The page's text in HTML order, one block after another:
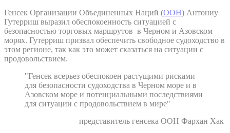
Генсек Организации Объединенных Наций (ООН) Антониу
Гутерриш выразил обеспокоенность ситуацией с
безопасностью торговых маршрутов в Черном и Азовском
морях. Гутерриш призвал обеспечить свободное судоходство в
этом регионе, так как это может сказаться на ситуации с
продовольствием.
"Генсек всерьез обеспокоен растущими рисками
для безопасности судоходства в Черном море и в
Азовском море и потенциальными последствиями
для ситуации с продовольствием в мире"
– представитель генсека ООН Фархан Хак